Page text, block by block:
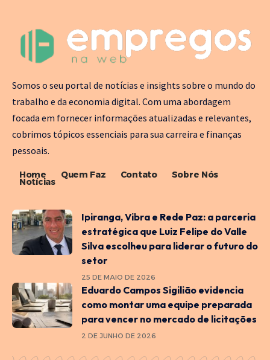
Somos o seu portal de notícias e insights sobre o mundo do
trabalho e da economia digital. Com uma abordagem
focada em fornecer informações atualizadas e relevantes,
cobrimos tópicos essenciais para sua carreira e finanças
pessoais.
Home Quem Faz Contato Sobre Nós
Notícias
Ipiranga, Vibra e Rede Paz: a parceria
estratégica que Luiz Felipe do Valle
Silva escolheu para liderar o futuro do
setor
25 DE MAIO DE 2026
Eduardo Campos Sigilião evidencia
como montar uma equipe preparada
para vencer no mercado de licitações
2 DE JUNHO DE 2026